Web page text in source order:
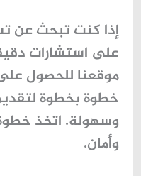
إذا كنت تبحث عن
على استشارات
موقعنا للحصول
خطوة بخطوة
وسهولة. اتخذ
وأمان.